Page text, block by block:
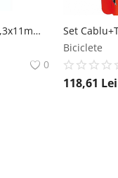
Capat Teaca cu O-ring 4,3x11mm cablu Schimbator RMS
0
Biciclete
118,61 Lei